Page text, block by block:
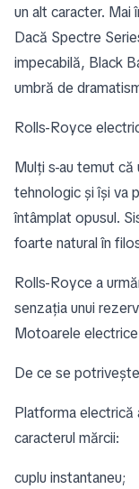
un alt caracter. Mai
Dacă Spectre
impecabilă, Black
umbră de
Rolls-Royce
Mulți s-au temut
tehnologic și își va
întâmplat opusul.
foarte natural în
Rolls-Royce a
senzația unui
Motoarele
De ce se
Platforma
caracterul mărcii:
cuplu instantaneu;